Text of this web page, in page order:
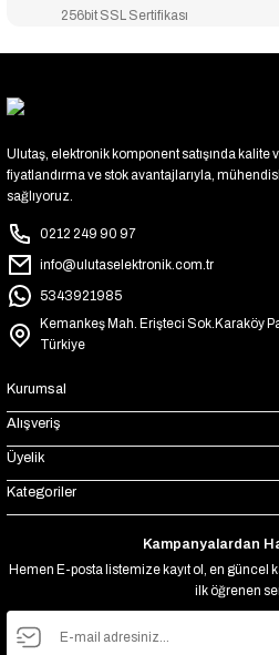
256bit SSL Sertifikası
Ulutaş, elektronik komponent satışında kalite
fiyatlandırma ve stok avantajlarıyla,
sağlıyoruz.
0212 249 90 97
info@ulutaselektronik.com.tr
5343921985
Kemankeş Mah. Erişteci Sok.Karaköy
Türkiye
Kurumsal
Alışveriş
Üyelik
Kategoriler
Kampanyalardan
Hemen E-posta listemize kayıt ol, en güncel
ilk öğrenen